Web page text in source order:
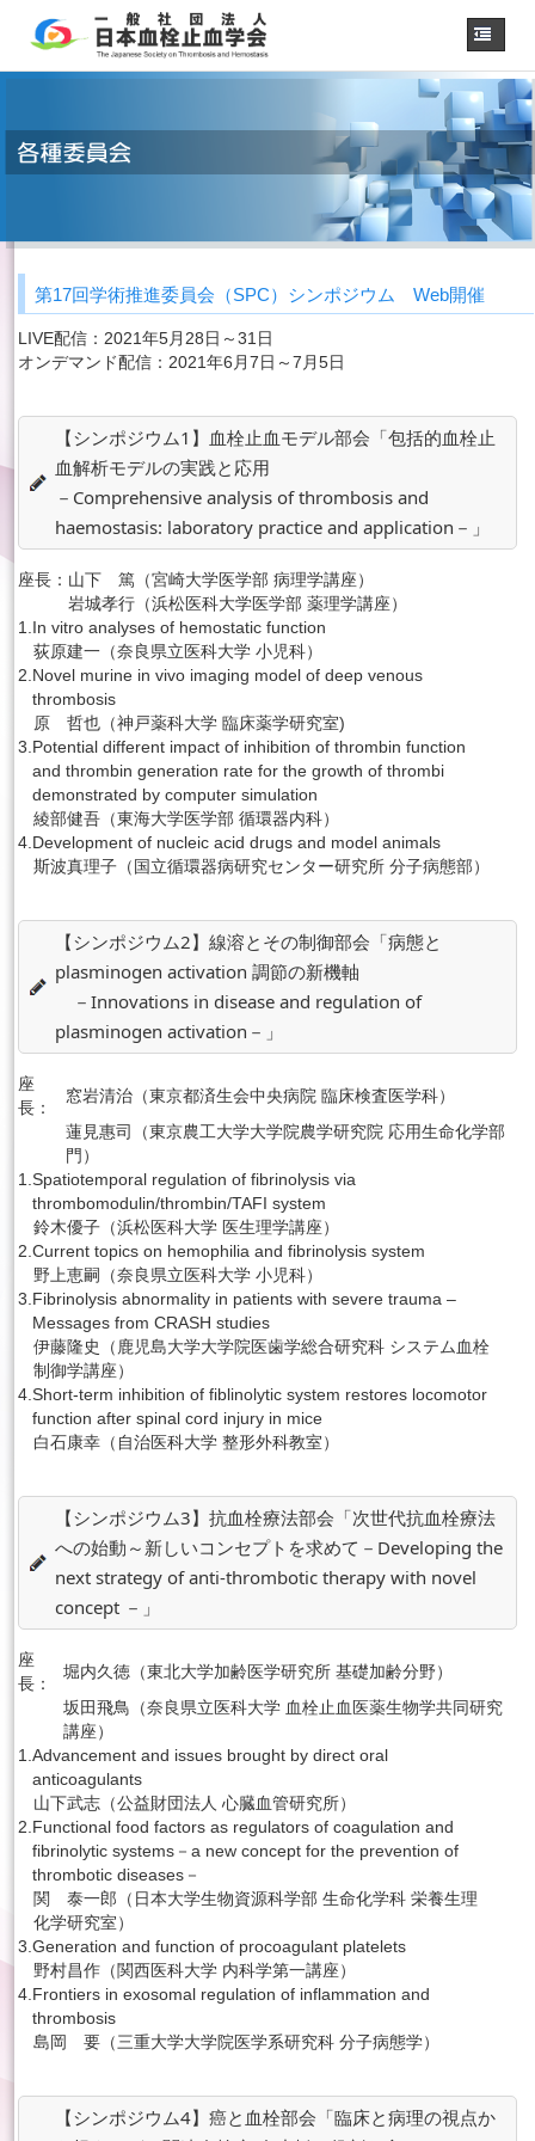
学会概要・理事長挨拶
各種委員会
用語集
認定医制度
認定技師制度
会員専用
事務手続き（入退会・変更）
リンク
第17回学術推進委員会（SPC）シンポジウム Web開催
LIVE配信：2021年5月28日～31日
オンデマンド配信：2021年6月7日～7月5日
【シンポジウム1】血栓止血モデル部会「包括的血栓止
血解析モデルの実践と応用
－Comprehensive analysis of thrombosis and
haemostasis: laboratory practice and application－」
座長： 山下 篤（宮崎大学医学部 病理学講座）
岩城孝行（浜松医科大学医学部 薬理学講座）
1. In vitro analyses of hemostatic function
荻原建一（奈良県立医科大学 小児科）
2. Novel murine in vivo imaging model of deep venous
thrombosis
原 哲也（神戸薬科大学 臨床薬学研究室)
3. Potential different impact of inhibition of thrombin function
and thrombin generation rate for the growth of thrombi
demonstrated by computer simulation
綾部健吾（東海大学医学部 循環器内科）
4. Development of nucleic acid drugs and model animals
斯波真理子（国立循環器病研究センター研究所 分子病態部）
【シンポジウム2】線溶とその制御部会「病態と
plasminogen activation 調節の新機軸
－Innovations in disease and regulation of
plasminogen activation－」
座
長：
窓岩清治（東京都済生会中央病院 臨床検査医学科）
蓮見惠司（東京農工大学大学院農学研究院 応用生命化学部
門）
1. Spatiotemporal regulation of fibrinolysis via
thrombomodulin/thrombin/TAFI system
鈴木優子（浜松医科大学 医生理学講座）
2. Current topics on hemophilia and fibrinolysis system
野上恵嗣（奈良県立医科大学 小児科）
3. Fibrinolysis abnormality in patients with severe trauma –
Messages from CRASH studies
伊藤隆史（鹿児島大学大学院医歯学総合研究科 システム血栓
制御学講座）
4. Short-term inhibition of fiblinolytic system restores locomotor
function after spinal cord injury in mice
白石康幸（自治医科大学 整形外科教室）
【シンポジウム3】抗血栓療法部会「次世代抗血栓療法
への始動～新しいコンセプトを求めて－Developing the
next strategy of anti-thrombotic therapy with novel
concept －」
座
長：
堀内久徳（東北大学加齢医学研究所 基礎加齢分野）
坂田飛鳥（奈良県立医科大学 血栓止血医薬生物学共同研究
講座）
1. Advancement and issues brought by direct oral
anticoagulants
山下武志（公益財団法人 心臓血管研究所）
2. Functional food factors as regulators of coagulation and
fibrinolytic systems－a new concept for the prevention of
thrombotic diseases－
関 泰一郎（日本大学生物資源科学部 生命化学科 栄養生理
化学研究室）
3. Generation and function of procoagulant platelets
野村昌作（関西医科大学 内科学第一講座）
4. Frontiers in exosomal regulation of inflammation and
thrombosis
島岡 要（三重大学大学院医学系研究科 分子病態学）
【シンポジウム4】癌と血栓部会「臨床と病理の視点か